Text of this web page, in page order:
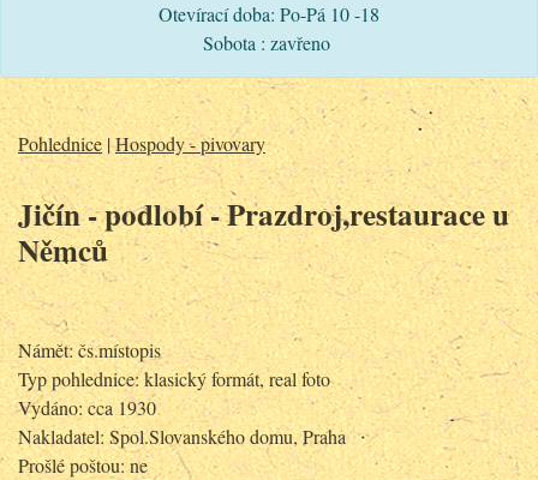
Otevírací doba: Po-Pá 10 -18
Sobota : zavřeno
Pohlednice |Hospody - pivovary
Jičín - podlobí - Prazdroj,restaurace u
Němců
Námět: čs.místopis
Typ pohlednice: klasický formát, real foto
Vydáno: cca 1930
Nakladatel: Spol.Slovanského domu, Praha
Prošlé poštou: ne